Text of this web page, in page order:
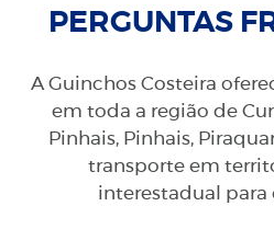
PERGUNTAS
A Guinchos Costeira
em toda a região de
Pinhais, Pinhais,
transporte em
interestadual para